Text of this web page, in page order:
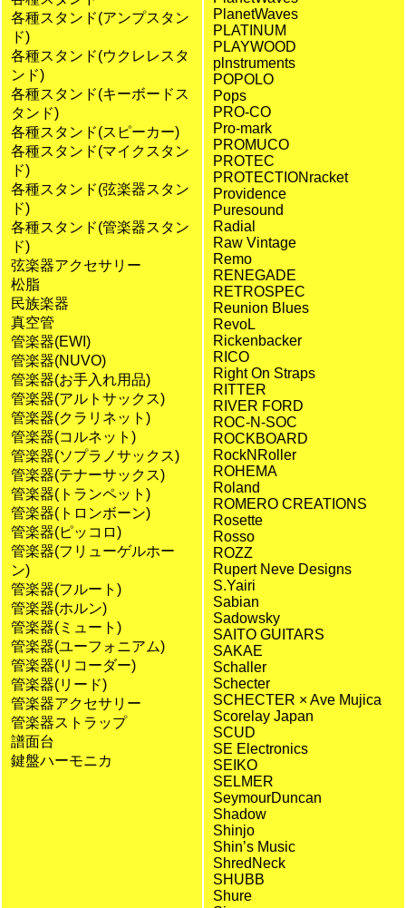
各種スタンド(アンプスタン
ド)
各種スタンド(ウクレレスタ
ンド)
各種スタンド(キーボードス
タンド)
各種スタンド(スピーカー)
各種スタンド(マイクスタン
ド)
各種スタンド(弦楽器スタン
ド)
各種スタンド(管楽器スタン
ド)
弦楽器アクセサリー
松脂
民族楽器
真空管
管楽器(EWI)
管楽器(NUVO)
管楽器(お手入れ用品)
管楽器(アルトサックス)
管楽器(クラリネット)
管楽器(コルネット)
管楽器(ソプラノサックス)
管楽器(テナーサックス)
管楽器(トランペット)
管楽器(トロンボーン)
管楽器(ピッコロ)
管楽器(フリューゲルホー
ン)
管楽器(フルート)
管楽器(ホルン)
管楽器(ミュート)
管楽器(ユーフォニアム)
管楽器(リコーダー)
管楽器(リード)
管楽器アクセサリー
管楽器ストラップ
譜面台
鍵盤ハーモニカ
PlanetWaves
PLATINUM
PLAYWOOD
plnstruments
POPOLO
Pops
PRO-CO
Pro-mark
PROMUCO
PROTEC
PROTECTIONracket
Providence
Puresound
Radial
Raw Vintage
Remo
RENEGADE
RETROSPEC
Reunion Blues
RevoL
Rickenbacker
RICO
Right On Straps
RITTER
RIVER FORD
ROC-N-SOC
ROCKBOARD
RockNRoller
ROHEMA
Roland
ROMERO CREATIONS
Rosette
Rosso
ROZZ
Rupert Neve Designs
S.Yairi
Sabian
Sadowsky
SAITO GUITARS
SAKAE
Schaller
Schecter
SCHECTER × Ave Mujica
Scorelay Japan
SCUD
SE Electronics
SEIKO
SELMER
SeymourDuncan
Shadow
Shinjo
Shin’s Music
ShredNeck
SHUBB
Shure